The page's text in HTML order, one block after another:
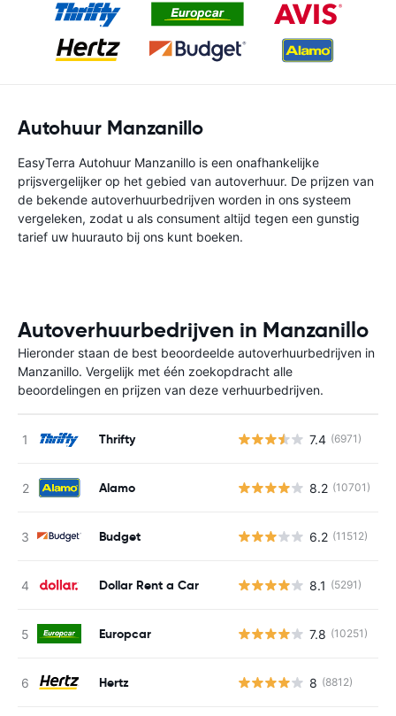
Autohuur Manzanillo
EasyTerra Autohuur Manzanillo is een onafhankelijke
prijsvergelijker op het gebied van autoverhuur. De prijzen van
de bekende autoverhuurbedrijven worden in ons systeem
vergeleken, zodat u als consument altijd tegen een gunstig
tarief uw huurauto bij ons kunt boeken.
Autoverhuurbedrijven in Manzanillo
Hieronder staan de best beoordeelde autoverhuurbedrijven in
Manzanillo. Vergelijk met één zoekopdracht alle
beoordelingen en prijzen van deze verhuurbedrijven.
Thrifty 7.4 (6971)
Alamo 8.2 (10701)
Budget 6.2 (11512)
Dollar Rent a Car 8.1 (5291)
Europcar 7.8 (10251)
Hertz 8 (8812)